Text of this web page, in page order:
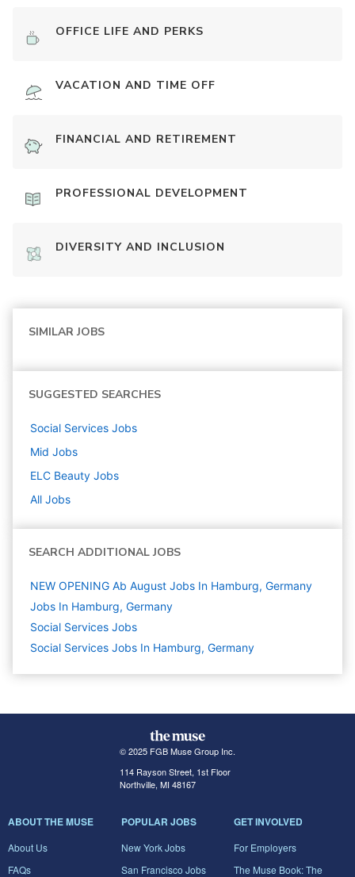
OFFICE LIFE AND PERKS
VACATION AND TIME OFF
FINANCIAL AND RETIREMENT
PROFESSIONAL DEVELOPMENT
DIVERSITY AND INCLUSION
SIMILAR JOBS
SUGGESTED SEARCHES
Social Services Jobs
Mid Jobs
ELC Beauty Jobs
All Jobs
SEARCH ADDITIONAL JOBS
NEW OPENING Ab August Jobs In Hamburg, Germany
Jobs In Hamburg, Germany
Social Services Jobs
Social Services Jobs In Hamburg, Germany
© 2025 FGB Muse Group Inc.
114 Rayson Street, 1st Floor
Northville, MI 48167
ABOUT THE MUSE
About Us
FAQs
POPULAR JOBS
New York Jobs
San Francisco Jobs
GET INVOLVED
For Employers
The Muse Book: The